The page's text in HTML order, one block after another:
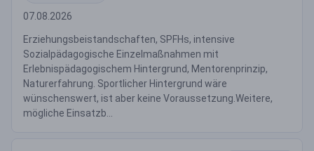
07.08.2026
Erziehungsbeistandschaften, SPFHs, intensive
Sozialpädagogische Einzelmaßnahmen mit
Erlebnispädagogischem Hintergrund, Mentorenprinzip,
Naturerfahrung. Sportlicher Hintergrund wäre
wünschenswert, ist aber keine Voraussetzung.Weitere,
mögliche Einsatzb...